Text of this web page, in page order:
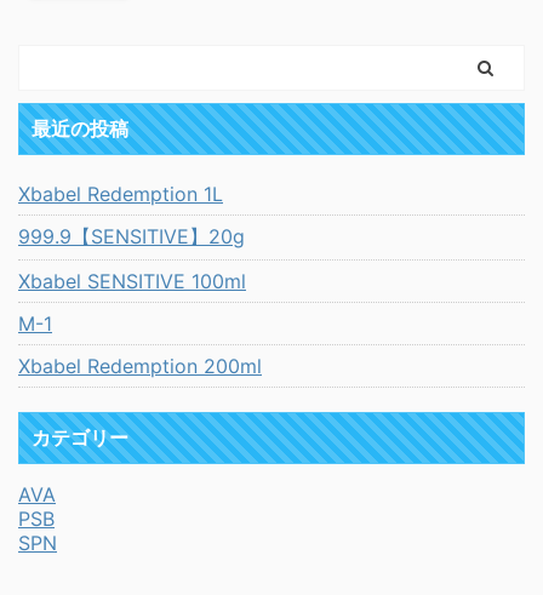
最近の投稿
Xbabel Redemption 1L
999.9【SENSITIVE】20g
Xbabel SENSITIVE 100ml
M-1
Xbabel Redemption 200ml
カテゴリー
AVA
PSB
SPN